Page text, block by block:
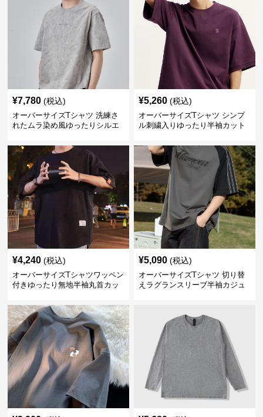
¥7,780 (税込)
オーバーサイズTシャツ 洗練さ
れたムラ染め風ゆったりシルエ
¥5,260 (税込)
オーバーサイズTシャツ シンプ
ル刺繍入りゆったり半袖カット
¥4,240 (税込)
オーバーサイズTシャツワッペン
付きゆったり無地半袖丸首カッ
¥5,090 (税込)
オーバーサイズTシャツ 切り替
えラグランスリーブ半袖カジュ